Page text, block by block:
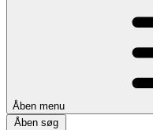
Åben menu
Åben søg